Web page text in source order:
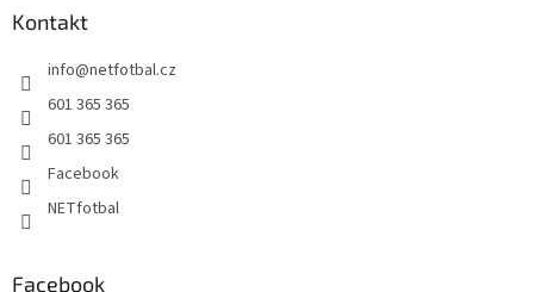
Kontakt
info@netfotbal.cz
601 365 365
601 365 365
Facebook
NETfotbal
Facebook